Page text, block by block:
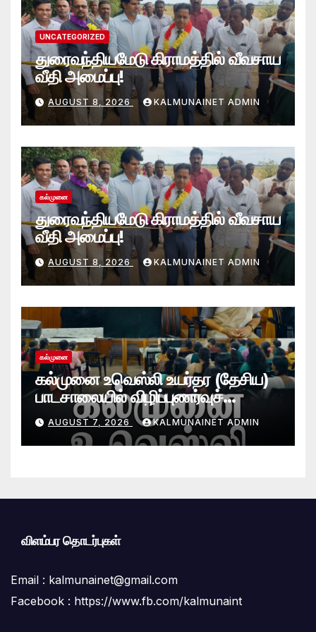
UNCATEGORIZED
துரைவந்தியமேடு கிராமத்தில் வீவசாய
வீதி அமைப்பு!
AUGUST 8, 2026 KALMUNAINET ADMIN
கல்முனை
துரைவந்தியமேடு கிராமத்தில் வீவசாய
வீதி அமைப்பு!
AUGUST 8, 2026 KALMUNAINET ADMIN
கல்முனை
கல்முனை உவெஸ்லி உயர்தர (தேசிய)
பாடசாலையில் விழிப்புணர்வுச்
செயலமர்வு
AUGUST 7, 2026 KALMUNAINET ADMIN
விளம்பர தொடர்புகள்
Email : kalmunainet@gmail.com
Facebook : https://www.fb.com/kalmunaint